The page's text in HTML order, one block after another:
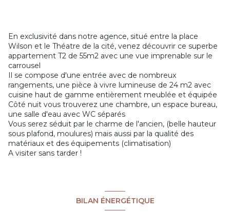
En exclusivité dans notre agence, situé entre la place
Wilson et le Théatre de la cité, venez découvrir ce superbe
appartement T2 de 55m2 avec une vue imprenable sur le
carrousel
Il se compose d'une entrée avec de nombreux
rangements, une pièce à vivre lumineuse de 24 m2 avec
cuisine haut de gamme entièrement meublée et équipée
Côté nuit vous trouverez une chambre, un espace bureau,
une salle d'eau avec WC séparés
Vous serez séduit par le charme de l'ancien, (belle hauteur
sous plafond, moulures) mais aussi par la qualité des
matériaux et des équipements (climatisation)
A visiter sans tarder !
BILAN ÉNERGÉTIQUE